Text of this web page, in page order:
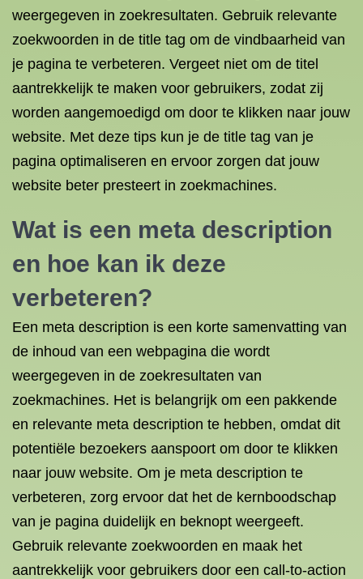
weergegeven in zoekresultaten. Gebruik relevante
zoekwoorden in de title tag om de vindbaarheid van
je pagina te verbeteren. Vergeet niet om de titel
aantrekkelijk te maken voor gebruikers, zodat zij
worden aangemoedigd om door te klikken naar jouw
website. Met deze tips kun je de title tag van je
pagina optimaliseren en ervoor zorgen dat jouw
website beter presteert in zoekmachines.
Wat is een meta description
en hoe kan ik deze
verbeteren?
Een meta description is een korte samenvatting van
de inhoud van een webpagina die wordt
weergegeven in de zoekresultaten van
zoekmachines. Het is belangrijk om een pakkende
en relevante meta description te hebben, omdat dit
potentiële bezoekers aanspoort om door te klikken
naar jouw website. Om je meta description te
verbeteren, zorg ervoor dat het de kernboodschap
van je pagina duidelijk en beknopt weergeeft.
Gebruik relevante zoekwoorden en maak het
aantrekkelijk voor gebruikers door een call-to-action